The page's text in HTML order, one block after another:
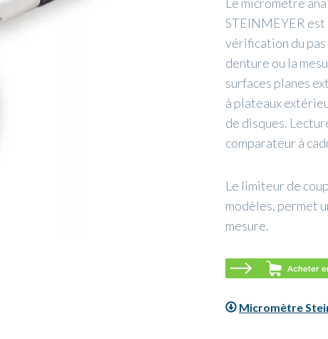
STEINMEYER
vérification du
denture ou la
surfaces planes
à plateaux
de disques.
comparateur à
Le limiteur de
modèles, permet
mesure.
Micromètre